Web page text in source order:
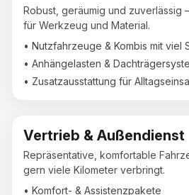
Robust, geräumig und zuverlässig
für Werkzeug und Material.
• Nutzfahrzeuge & Kombis mit viel
• Anhängelasten &
• Zusatzausstattung für
Vertrieb & Außendienst
Repräsentative, komfortable
gern viele Kilometer verbringt.
• Komfort- & Assistenzpakete